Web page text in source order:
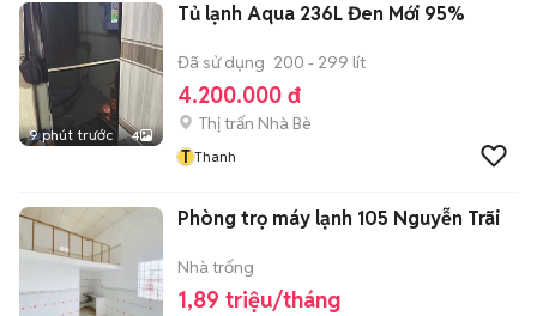
9 phút trước 4
Tủ lạnh Aqua 236L Đen Mới 95%
Đã sử dụng 200 - 299 lít
4.200.000 đ
Thị trấn Nhà Bè
T Thanh
Phòng trọ máy lạnh 105 Nguyễn Trãi
Nhà trống
1,89 triệu/tháng